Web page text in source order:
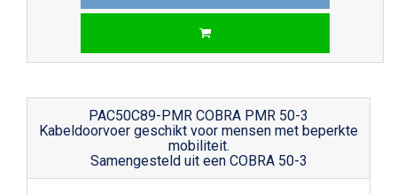
PAC50C89-PMR COBRA PMR 50-3
Kabeldoorvoer geschikt voor mensen met beperkte
mobiliteit.
Samengesteld uit een COBRA 50-3